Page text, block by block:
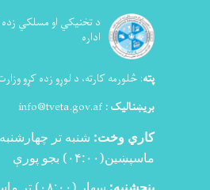
د تخنيکي او مسلکي
اداره
پته: څلورمه کارته، د لوړو زده کړو
بریښنالیک : info@tveta.gov.af
کاري وخت: شنبه تر
ماسپښین(۰۴:۰۰)
بجو پورې